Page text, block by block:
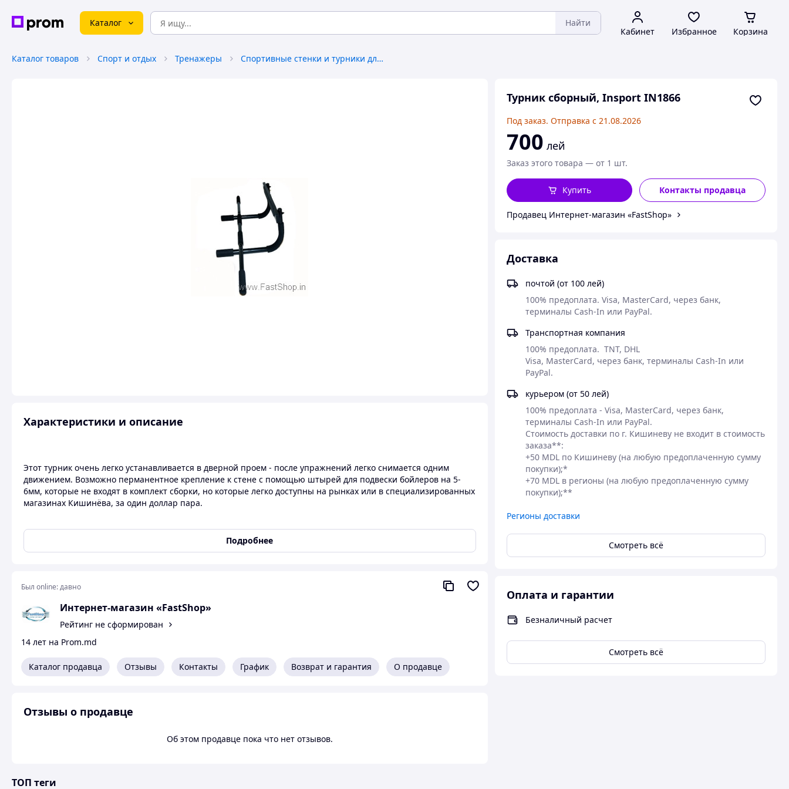
Каталог Найти
Кабинет Избранное Корзина
Каталог товаров Спорт и отдых Тренажеры Спортивные стенки и турники для дома
Турник сборный, Insport IN1866
Под заказ. Отправка с 21.08.2026
700 лей
Заказ этого товара — от 1 шт.
Контакты продавца
Купить
Продавец Интернет-магазин «FastShop»
Доставка
почтой (от 100 лей)
100% предоплата. Visa, MasterCard, через банк,
терминалы Cash-In или PayPal.
Транспортная компания
100% предоплата.  TNT, DHL
Visa, MasterCard, через банк, терминалы Cash-In или
PayPal.
курьером (от 50 лей)
100% предоплата - Visa, MasterCard, через банк,
терминалы Cash-In или PayPal.
Стоимость доставки по г. Кишиневу не входит в стоимость
заказа**:
+50 MDL по Кишиневу (на любую предоплаченную сумму
покупки);*
+70 MDL в регионы (на любую предоплаченную сумму
покупки);**
Регионы доставки
Смотреть всё
Оплата и гарантии
Безналичный расчет
Смотреть всё
Характеристики и описание
Этот турник очень легко устанавливается в дверной проем - после упражнений легко снимается одним
движением. Возможно перманентное крепление к стене с помощью штырей для подвески бойлеров на 5-
6мм, которые не входят в комплект сборки, но которые легко доступны на рынках или в специализированных
магазинах Кишинёва, за один доллар пара.
ширина - 94 см;
расстояние между ручками 45 см;
производитель - Чехия.
Подробнее
Был online:давно
Интернет-магазин «FastShop»
Рейтинг не сформирован
14 лет на Prom.md
Каталог продавца Отзывы Контакты График Возврат и гарантия О продавце
Отзывы о продавце
Об этом продавце пока что нет отзывов.
ТОП теги